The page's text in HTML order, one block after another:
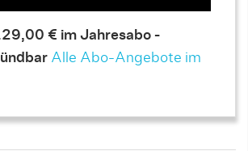
€ im Jahresabo -
Alle Abo-Angebote im